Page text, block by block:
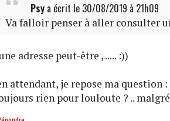
Psy a écrit le 30/08/2019 à 21h09
Va falloir penser à aller consulter
adresse peut-être , ..... :))
attendant, je repose ma question :
rien pour louloute ? ..